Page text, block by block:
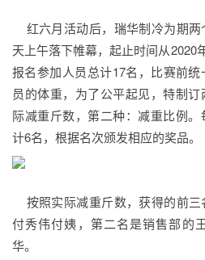
红六月活动后，瑞华制冷为期两
天上午落下帷幕，起止时间从2020
报名参加人员总计17名，比赛前
员的体重，为了公平起见，特制
际减重斤数，第二种：减重比例
计6名，根据名次颁发相应的奖品。
按照实际减重斤数，获得的前三
付秀伟付姨，第二名是销售部的
华。